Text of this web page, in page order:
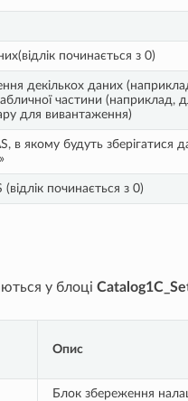
починається з 0)
декількох даних
частини (наприклад,
для вивантаження)
в якому будуть зберігатися
починається з 0)
у блоці
Опис
Блок збереження